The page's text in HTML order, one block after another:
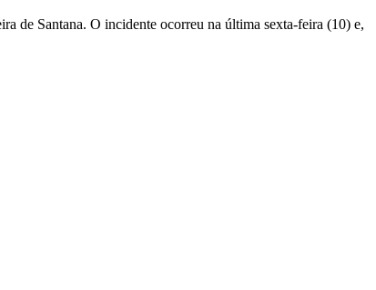
de Santana. O incidente ocorreu na última sexta-feira (10) e,